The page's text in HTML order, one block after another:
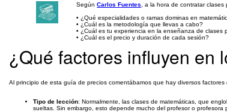
SegúnCarlos Fuentes
, a la hora de contratar
• ¿Qué especialidades o ramas dominas en
• ¿Cuál es la metodología que llevas a cabo?
• ¿Cuál es tu experiencia en la enseñanza de clases
• ¿Cuál es el precio y duración de cada sesión?
¿Qué factores influyen en
Al principio de esta guía de precios comentábamos que hay diversos
Tipo de lección: Normalmente, las clases de matemáticas, que
sueltas. Sin embargo, esto depende mucho del profesor o profesora